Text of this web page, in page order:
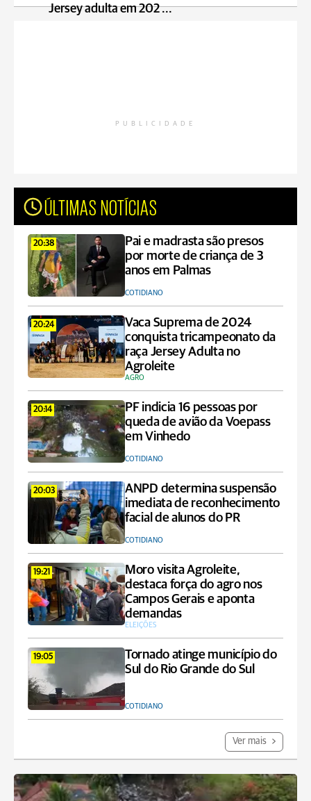
Jersey adulta em 202 ...
PUBLICIDADE
ÚLTIMAS NOTÍCIAS
20:38
Pai e madrasta são presos
por morte de criança de 3
anos em Palmas
COTIDIANO
20:24
Vaca Suprema de 2024
conquista tricampeonato da
raça Jersey Adulta no
Agroleite
AGRO
20:14
PF indicia 16 pessoas por
queda de avião da Voepass
em Vinhedo
COTIDIANO
20:03
ANPD determina suspensão
imediata de reconhecimento
facial de alunos do PR
COTIDIANO
19:21
Moro visita Agroleite,
destaca força do agro nos
Campos Gerais e aponta
demandas
ELEIÇÕES
19:05
Tornado atinge município do
Sul do Rio Grande do Sul
COTIDIANO
Ver mais